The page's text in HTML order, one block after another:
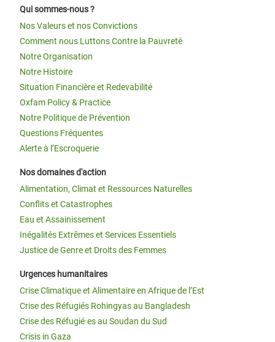
Qui sommes-nous ?
Nos Valeurs et nos Convictions
Comment nous Luttons Contre la Pauvreté
Notre Organisation
Notre Histoire
Situation Financière et Redevabilité
Oxfam Policy & Practice
Notre Politique de Prévention
Questions Fréquentes
Alerte à l’Escroquerie
Nos domaines d'action
Alimentation, Climat et Ressources Naturelles
Conflits et Catastrophes
Eau et Assainissement
Inégalités Extrêmes et Services Essentiels
Justice de Genre et Droits des Femmes
Urgences humanitaires
Crise Climatique et Alimentaire en Afrique de l’Est
Crise des Réfugiés Rohingyas au Bangladesh
Crise des Réfugié·es au Soudan du Sud
Crisis in Gaza